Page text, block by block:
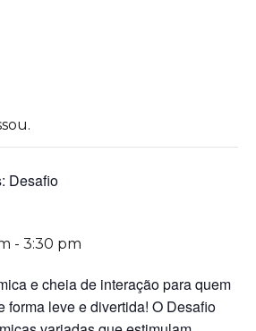
Desafio
- 3:30 pm
e cheia de interação para quem
forma leve e divertida! O Desafio